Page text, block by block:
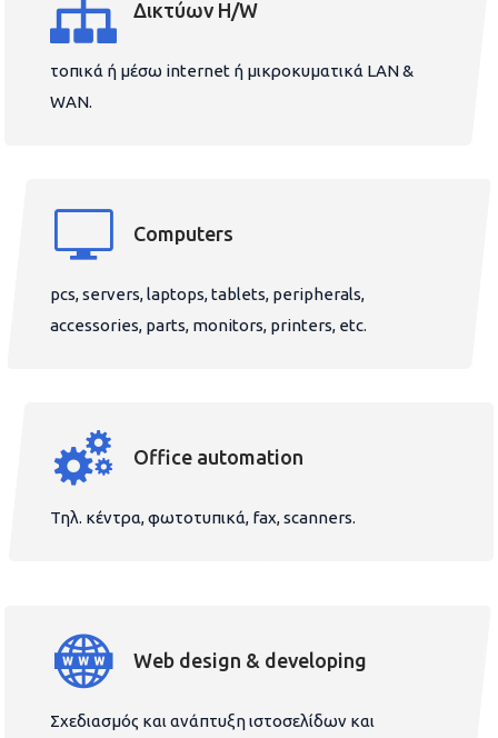
Δικτύων H/W
τοπικά ή μέσω internet ή μικροκυματικά LAN &
WAN.
Computers
pcs, servers, laptops, tablets, peripherals,
accessories, parts, monitors, printers, etc.
Office automation
Τηλ. κέντρα, φωτοτυπικά, fax, scanners.
Web design & developing
Σχεδιασμός και ανάπτυξη ιστοσελίδων και